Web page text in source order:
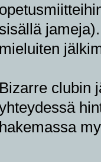
sisällä
mieluiten
Bizarre clubin
hakemassa